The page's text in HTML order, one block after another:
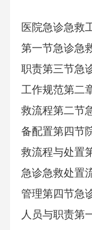
医院急诊急救
第一节急诊急
职责第三节急
工作规范第二
救流程第二节
备配置第四节
救流程与处置
急诊急救处置
管理第四节急
人员与职责第